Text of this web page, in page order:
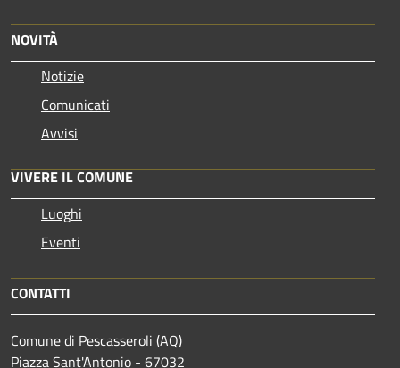
NOVITÀ
Notizie
Comunicati
Avvisi
VIVERE IL COMUNE
Luoghi
Eventi
CONTATTI
Comune di Pescasseroli (AQ)
Piazza Sant'Antonio - 67032